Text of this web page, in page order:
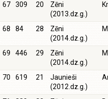
67 309 20
Zēni
(2013.dz.g.)
68 84 28
Zēni
(2014.dz.g.)
69 446 29
Zēni
(2014.dz.g.)
70 619 21
Jaunieši
(2012.dz.g.)